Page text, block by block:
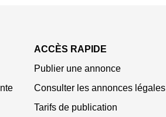
ACCÈS RAPIDE
Publier une annonce
Consulter les annonces légales
Tarifs de publication